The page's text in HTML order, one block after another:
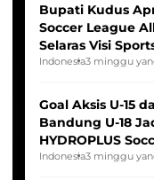
Bupati Kudus
Soccer League
Selaras Visi
Indonesia3 minggu
Goal Aksis U-15
Bandung U-18
HYDROPLUS
2025/2026
Indonesia3 minggu